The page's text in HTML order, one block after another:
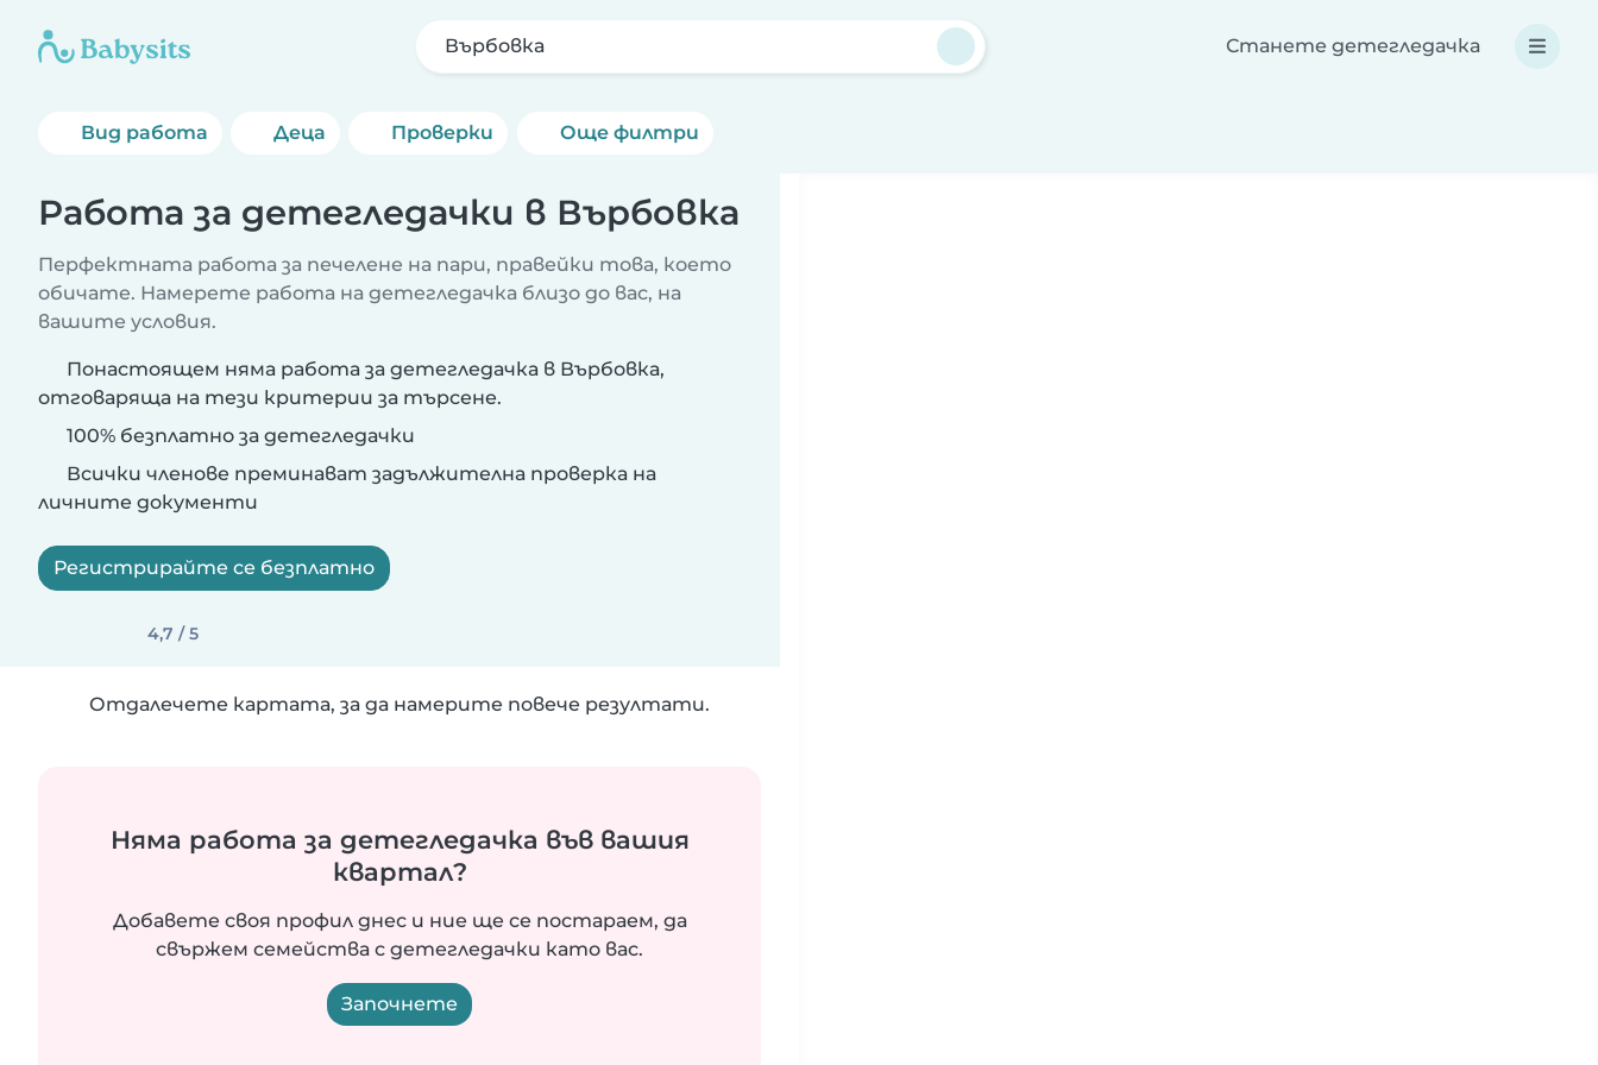
Върбовка Станете детегледачка
Вид работа Деца Проверки Още филтри
Работа за детегледачки в Върбовка
Перфектната работа за печелене на пари, правейки това, което
обичате. Намерете работа на детегледачка близо до вас, на
вашите условия.
Понастоящем няма работа за детегледачка в Върбовка,
отговаряща на тези критерии за търсене.
100% безплатно за детегледачки
Всички членове преминават задължителна проверка на
личните документи
Регистрирайте се безплатно
4,7 / 5
Отдалечете картата, за да намерите повече резултати.
Няма работа за детегледачка във вашия
квартал?
Добавете своя профил днес и ние ще се постараем, да
свържем семейства с детегледачки като вас.
Започнете